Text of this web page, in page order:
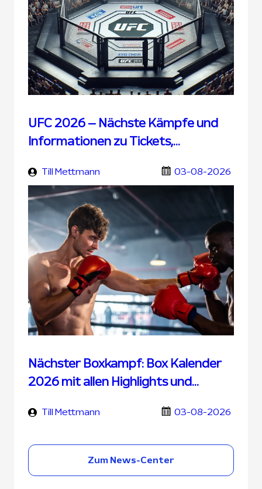
UFC 2026 – Nächste Kämpfe und
Informationen zu Tickets,
Till Mettmann 03-08-2026
Nächster Boxkampf: Box Kalender
2026 mit allen Highlights und
Till Mettmann 03-08-2026
Zum News-Center